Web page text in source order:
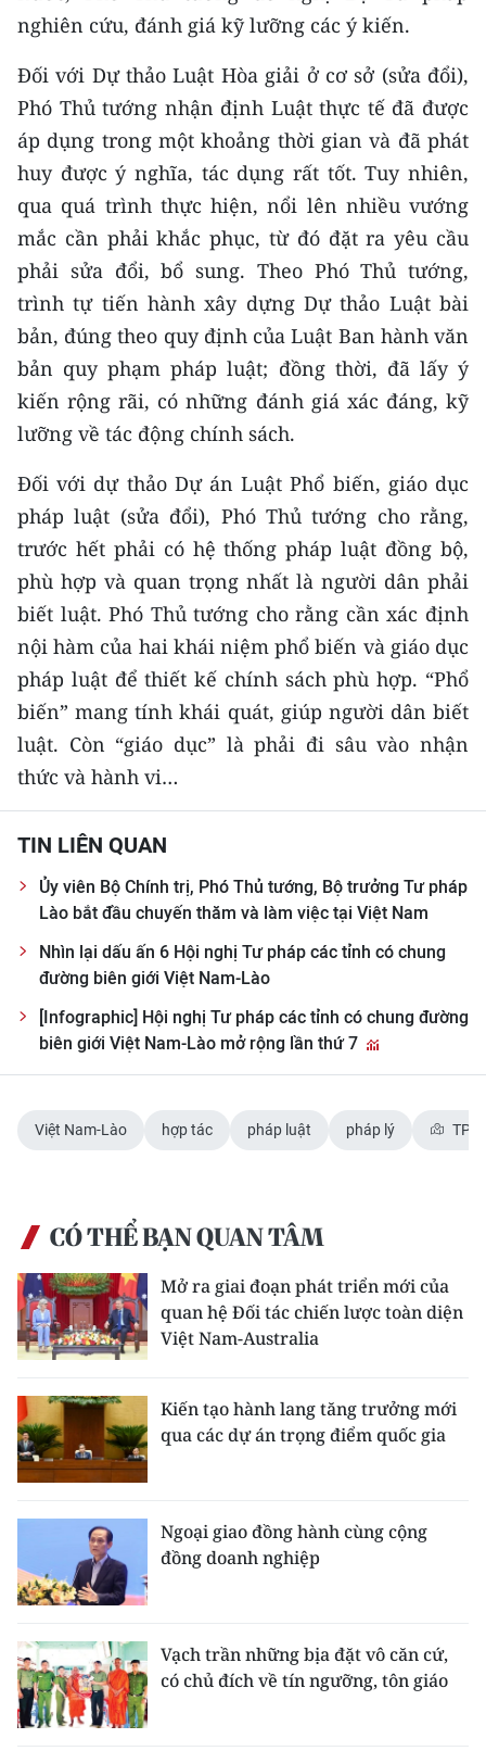
Bắc Trung Bộ
Duyên hải Nam Trung Bộ và Tây
Nguyên
Đông Nam Bộ
Đồng bằng sông Cửu Long
Chuyên trang Hà Nội
Chuyên trang TP. Hồ Chí Minh
CHUYÊN ĐỀ
CÁC CHUYÊN TRANG
THỜI NAY
NHÂN DÂN CUỐI TUẦN
NHÂN DÂN HẰNG THÁNG
MUA BÁO
ĐỌC BÁO IN
ENGLISH
中文
FRANÇAIS
РУССКИЙ
한국어
nghiên cứu, đánh giá kỹ lưỡng các ý kiến.
Đối với Dự thảo Luật Hòa giải ở cơ sở (sửa đổi),
Phó Thủ tướng nhận định Luật thực tế đã được
áp dụng trong một khoảng thời gian và đã phát
huy được ý nghĩa, tác dụng rất tốt. Tuy nhiên,
qua quá trình thực hiện, nổi lên nhiều vướng
mắc cần phải khắc phục, từ đó đặt ra yêu cầu
phải sửa đổi, bổ sung. Theo Phó Thủ tướng,
trình tự tiến hành xây dựng Dự thảo Luật bài
bản, đúng theo quy định của Luật Ban hành văn
bản quy phạm pháp luật; đồng thời, đã lấy ý
kiến rộng rãi, có những đánh giá xác đáng, kỹ
lưỡng về tác động chính sách.
Đối với dự thảo Dự án Luật Phổ biến, giáo dục
pháp luật (sửa đổi), Phó Thủ tướng cho rằng,
trước hết phải có hệ thống pháp luật đồng bộ,
phù hợp và quan trọng nhất là người dân phải
biết luật. Phó Thủ tướng cho rằng cần xác định
nội hàm của hai khái niệm phổ biến và giáo dục
pháp luật để thiết kế chính sách phù hợp. “Phổ
biến” mang tính khái quát, giúp người dân biết
luật. Còn “giáo dục” là phải đi sâu vào nhận
thức và hành vi…​
TIN LIÊN QUAN
Ủy viên Bộ Chính trị, Phó Thủ tướng, Bộ trưởng Tư pháp
Lào bắt đầu chuyến thăm và làm việc tại Việt Nam
Nhìn lại dấu ấn 6 Hội nghị Tư pháp các tỉnh có chung
đường biên giới Việt Nam-Lào
[Infographic] Hội nghị Tư pháp các tỉnh có chung đường
biên giới Việt Nam-Lào mở rộng lần thứ 7
Việt Nam-Lào hợp tác pháp luật pháp lý TP.
CÓ THỂ BẠN QUAN TÂM
Mở ra giai đoạn phát triển mới của
quan hệ Đối tác chiến lược toàn diện
Việt Nam-Australia
Kiến tạo hành lang tăng trưởng mới
qua các dự án trọng điểm quốc gia
Ngoại giao đồng hành cùng cộng
đồng doanh nghiệp
Vạch trần những bịa đặt vô căn cứ,
có chủ đích về tín ngưỡng, tôn giáo